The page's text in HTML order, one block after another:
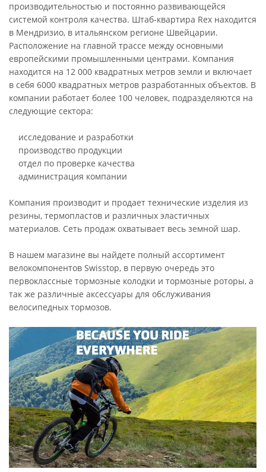
производительностью и постоянно развивающейся
системой контроля качества. Штаб-квартира Rex находится
в Мендризио, в итальянском регионе Швейцарии.
Расположение на главной трассе между основными
европейскими промышленными центрами. Компания
находится на 12 000 квадратных метров земли и включает
в себя 6000 квадратных метров разработанных объектов. В
компании работает более 100 человек, подразделяются на
следующие сектора:
исследование и разработки
производство продукции
отдел по проверке качества
администрация компании
Компания производит и продает технические изделия из
резины, термопластов и различных эластичных
материалов. Сеть продаж охватывает весь земной шар.
В нашем магазине вы найдете полный ассортимент
велокомпонентов Swisstop, в первую очередь это
первоклассные тормозные колодки и тормозные роторы, а
так же различные аксессуары для обслуживания
велосипедных тормозов.